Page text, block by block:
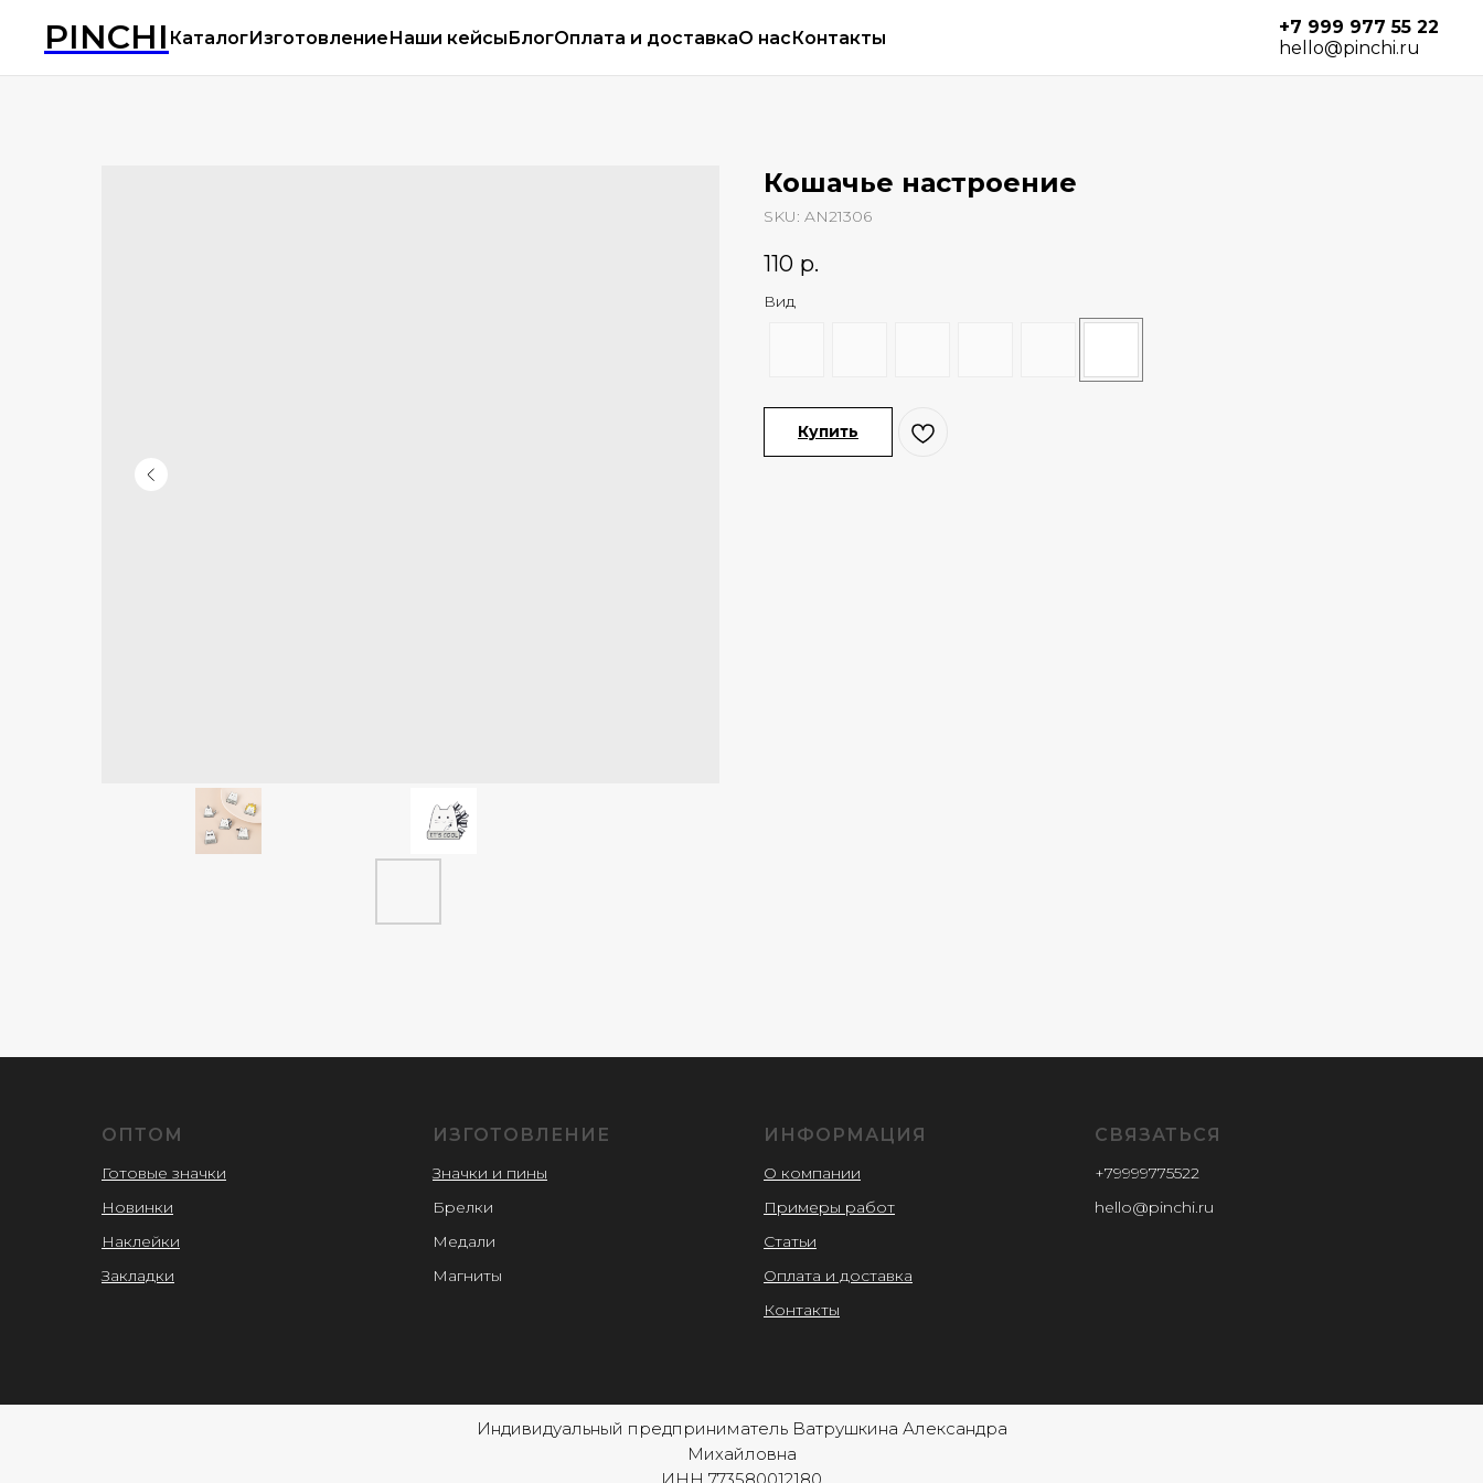
PINCHI КаталогИзготовлениеНаши кейсыБлогОплата и доставкаО насКонтакты
+7 999 977 55 22
hello@pinchi.ru
Кошачье настроение
SKU: AN21306
110 р.
Вид
Купить
ОПТОМ
Готовые значки
Новинки
Наклейки
Закладки
ИЗГОТОВЛЕНИЕ
Значки и пины
Брелки
Медали
Магниты
ИНФОРМАЦИЯ
О компании
Примеры работ
Статьи
Оплата и доставка
Контакты
СВЯЗАТЬСЯ
+79999775522
hello@pinchi.ru
Индивидуальный предприниматель Ватрушкина Александра
Михайловна